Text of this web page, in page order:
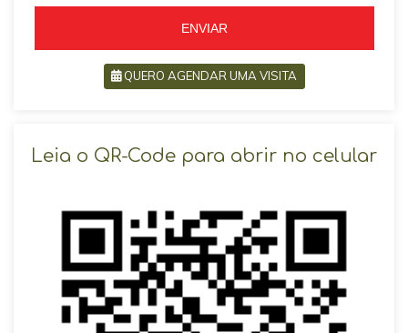
5
ENVIAR
QUERO AGENDAR UMA VISITA
Leia o QR-Code para abrir no celular